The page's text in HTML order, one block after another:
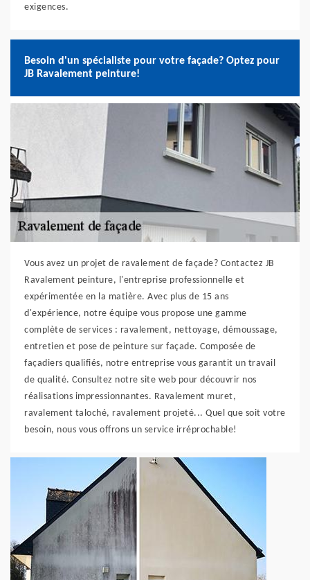
exigences.
Besoin d'un spécialiste pour votre façade? Optez pour
JB Ravalement peinture!
Vous avez un projet de ravalement de façade? Contactez JB
Ravalement peinture, l'entreprise professionnelle et
expérimentée en la matière. Avec plus de 15 ans
d'expérience, notre équipe vous propose une gamme
complète de services : ravalement, nettoyage, démoussage,
entretien et pose de peinture sur façade. Composée de
façadiers qualifiés, notre entreprise vous garantit un travail
de qualité. Consultez notre site web pour découvrir nos
réalisations impressionnantes. Ravalement muret,
ravalement taloché, ravalement projeté... Quel que soit votre
besoin, nous vous offrons un service irréprochable!